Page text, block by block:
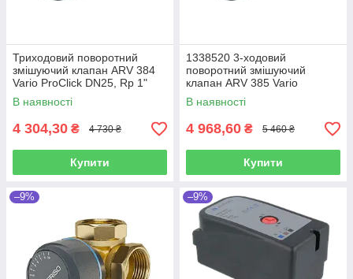
Триходовий поворотний
змішуючий клапан ARV 384
Vario ProClick DN25, Rp 1"
Kvs 4,5 - 12 Afriso
(Німеччина)
В наявності
4 304,30 ₴ 4 730 ₴
Купити
1338520 3-ходовий
поворотний змішуючий
клапан ARV 385 Vario
ProClick DN32 Rp 1 1/4" Kvs 7
- 19 Afriso (Німеччина)
В наявності
4 968,60 ₴ 5 460 ₴
Купити
–9% –9%